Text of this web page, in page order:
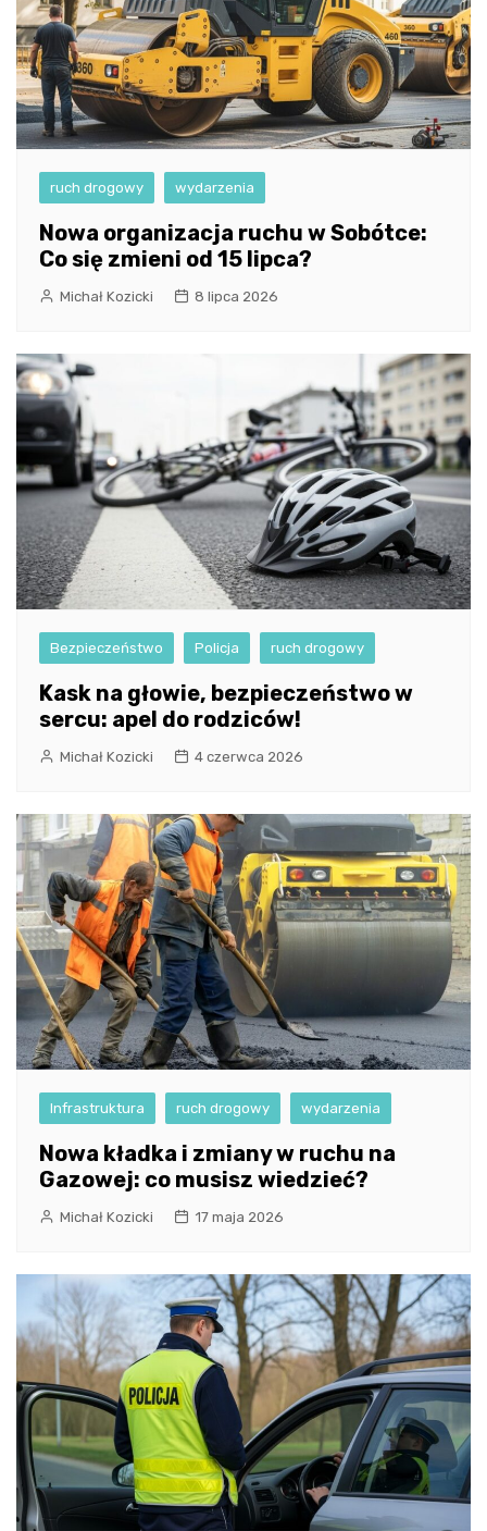
ruch drogowy wydarzenia
Nowa organizacja ruchu w Sobótce:
Co się zmieni od 15 lipca?
Michał Kozicki 8 lipca 2026
Bezpieczeństwo Policja ruch drogowy
Kask na głowie, bezpieczeństwo w
sercu: apel do rodziców!
Michał Kozicki 4 czerwca 2026
Infrastruktura ruch drogowy wydarzenia
Nowa kładka i zmiany w ruchu na
Gazowej: co musisz wiedzieć?
Michał Kozicki 17 maja 2026